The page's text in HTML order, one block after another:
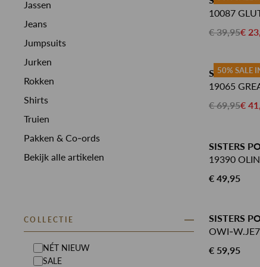
Jassen
Jeans
Jumpsuits
Jurken
Rokken
Shirts
Truien
Pakken & Co-ords
Bekijk alle artikelen
COLLECTIE
NÉT NIEUW
SALE
10087
€ 39,95€
50% SALE
SISTERS
19065
€ 69,95€
SISTERS
19390
€ 49,95
SISTERS
OWI-W.JE7
€ 59,95